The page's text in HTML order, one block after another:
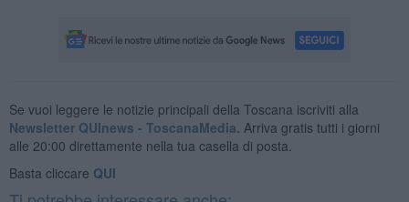
Se vuoi leggere le notizie principali della Toscana iscriviti alla
Newsletter QUInews - ToscanaMedia. Arriva gratis tutti i giorni
alle 20:00 direttamente nella tua casella di posta.
Basta cliccare QUI